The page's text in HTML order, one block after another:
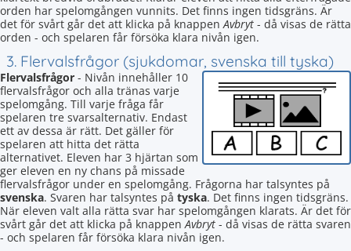
orden har spelomgången vunnits. Det finns ingen tidsgräns. Är
det för svårt går det att klicka på knappenAvbryt - då visas de rätta
orden - och spelaren får försöka klara nivån igen.
3. Flervalsfrågor (sjukdomar, svenska till tyska)
Flervalsfrågor - Nivån innehåller 10
flervalsfrågor och alla tränas varje
spelomgång. Till varje fråga får
spelaren tre svarsalternativ. Endast
ett av dessa är rätt. Det gäller för
spelaren att hitta det rätta
alternativet. Eleven har 3 hjärtan som
ger eleven en ny chans på missade
flervalsfrågor under en spelomgång. Frågorna har talsyntes på
svenska. Svaren har talsyntes på tyska. Det finns ingen tidsgräns.
När eleven valt alla rätta svar har spelomgången klarats. Är det för
svårt går det att klicka på knappenAvbryt - då visas de rätta svaren
- och spelaren får försöka klara nivån igen.